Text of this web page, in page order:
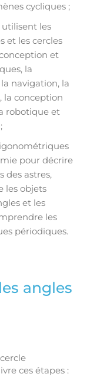
cycliques ;
utilisent les
et les cercles
et
la
navigation, la
la conception
robotique et
pour décrire
des astres,
les objets
et les
les
périodiques.
angles
ces étapes :